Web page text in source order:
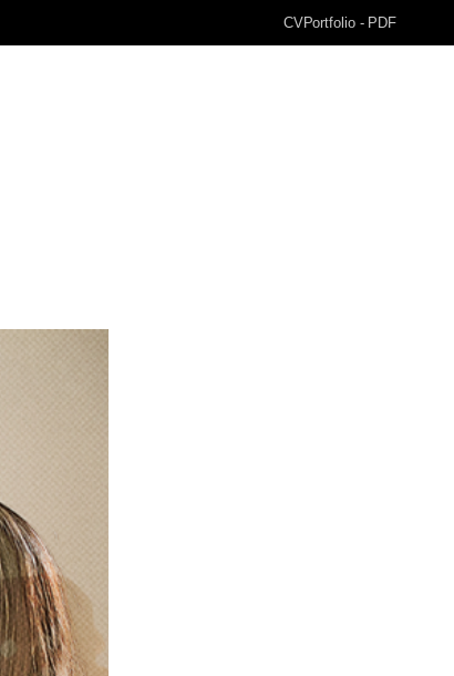
CVPortfolio - PDF